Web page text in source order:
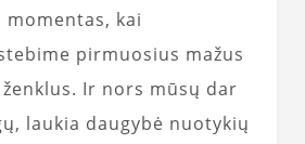
momentas, kai
pirmuosius mažus
Ir nors mūsų dar
laukia daugybė nuotykių